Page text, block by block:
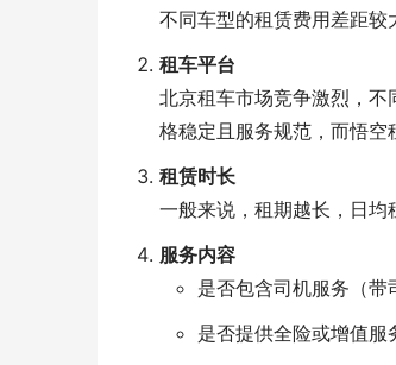
不同车型的租赁费用差距较
租车平台
北京租车市场竞争激烈，
格稳定且服务规范，而悟空
租赁时长
一般来说，租期越长，日均
服务内容
是否包含司机服务（
是否提供全险或增值服